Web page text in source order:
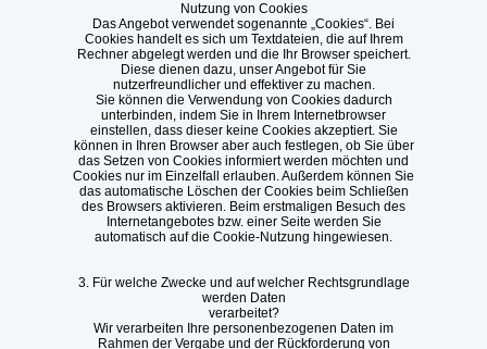
Nutzung von Cookies
Das Angebot verwendet sogenannte „Cookies“. Bei
Cookies handelt es sich um Textdateien, die auf Ihrem
Rechner abgelegt werden und die Ihr Browser speichert.
Diese dienen dazu, unser Angebot für Sie
nutzerfreundlicher und effektiver zu machen.
Sie können die Verwendung von Cookies dadurch
unterbinden, indem Sie in Ihrem Internetbrowser
einstellen, dass dieser keine Cookies akzeptiert. Sie
können in Ihren Browser aber auch festlegen, ob Sie über
das Setzen von Cookies informiert werden möchten und
Cookies nur im Einzelfall erlauben. Außerdem können Sie
das automatische Löschen der Cookies beim Schließen
des Browsers aktivieren. Beim erstmaligen Besuch des
Internetangebotes bzw. einer Seite werden Sie
automatisch auf die Cookie-Nutzung hingewiesen.
3. Für welche Zwecke und auf welcher Rechtsgrundlage
werden Daten
verarbeitet?
Wir verarbeiten Ihre personenbezogenen Daten im
Rahmen der Vergabe und der Rückforderung von